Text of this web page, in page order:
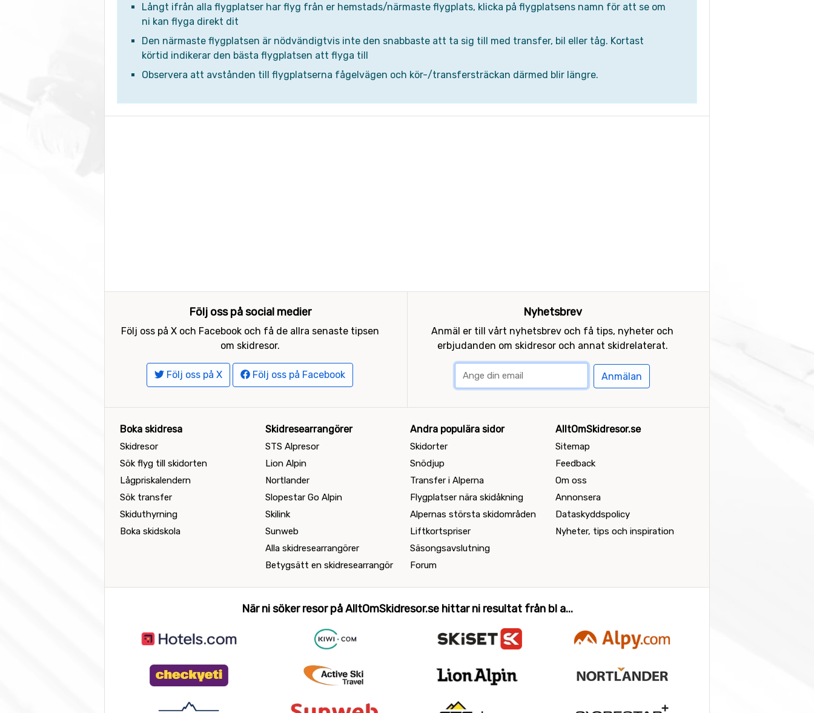
Långt ifrån alla flygplatser har flyg från er hemstads/närmaste flygplats, klicka på flygplatsens namn för att se om
ni kan flyga direkt dit
Den närmaste flygplatsen är nödvändigtvis inte den snabbaste att ta sig till med transfer, bil eller tåg. Kortast
körtid indikerar den bästa flygplatsen att flyga till
Observera att avstånden till flygplatserna fågelvägen och kör-/transfersträckan därmed blir längre.
Följ oss på social medier
Följ oss på X och Facebook och få de allra senaste tipsen
om skidresor.
Följ oss på X Följ oss på Facebook
Nyhetsbrev
Anmäl er till vårt nyhetsbrev och få tips, nyheter och
erbjudanden om skidresor och annat skidrelaterat.
Anmälan
Boka skidresa
Skidresor
Sök flyg till skidorten
Lågpriskalendern
Sök transfer
Skiduthyrning
Boka skidskola
Skidresearrangörer
STS Alpresor
Lion Alpin
Nortlander
Slopestar Go Alpin
Skilink
Sunweb
Alla skidresearrangörer
Betygsätt en skidresearrangör
Andra populära sidor
Skidorter
Snödjup
Transfer i Alperna
Flygplatser nära skidåkning
Alpernas största skidområden
Liftkortspriser
Säsongsavslutning
Forum
AlltOmSkidresor.se
Sitemap
Feedback
Om oss
Annonsera
Dataskyddspolicy
Nyheter, tips och inspiration
När ni söker resor på AlltOmSkidresor.se hittar ni resultat från bl a...